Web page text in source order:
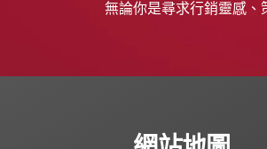
無論你是尋求行銷靈感